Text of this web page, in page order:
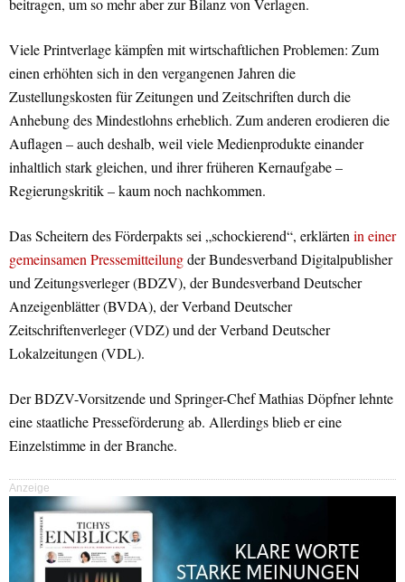
Viele Printverlage kämpfen mit wirtschaftlichen Problemen: Zum
einen erhöhten sich in den vergangenen Jahren die
Zustellungskosten für Zeitungen und Zeitschriften durch die
Anhebung des Mindestlohns erheblich. Zum anderen erodieren die
Auflagen – auch deshalb, weil viele Medienprodukte einander
inhaltlich stark gleichen, und ihrer früheren Kernaufgabe –
Regierungskritik – kaum noch nachkommen.
Das Scheitern des Förderpakts sei „schockierend“, erklärten in einer
gemeinsamen Pressemitteilungder Bundesverband Digitalpublisher
und Zeitungsverleger (BDZV), der Bundesverband Deutscher
Anzeigenblätter (BVDA), der Verband Deutscher
Zeitschriftenverleger (VDZ) und der Verband Deutscher
Lokalzeitungen (VDL).
Der BDZV-Vorsitzende und Springer-Chef Mathias Döpfner lehnte
eine staatliche Presseförderung ab. Allerdings blieb er eine
Einzelstimme in der Branche.
Anzeige